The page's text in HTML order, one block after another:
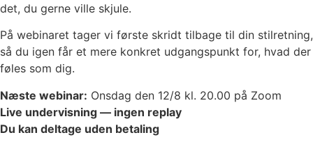
det, du gerne ville skjule.
På webinaret tager vi første skridt tilbage til din stilretning,
så du igen får et mere konkret udgangspunkt for, hvad der
føles som dig.
Næste webinar: Onsdag den 12/8 kl. 20.00 på Zoom
Live undervisning — ingen replay
Du kan deltage uden betaling